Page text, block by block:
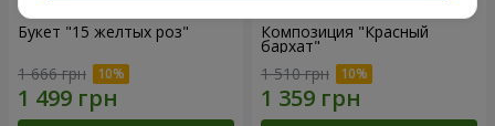
Букет "15 желтых роз"
1 666 грн
Композиция "Красный
бархат"
1 510 грн